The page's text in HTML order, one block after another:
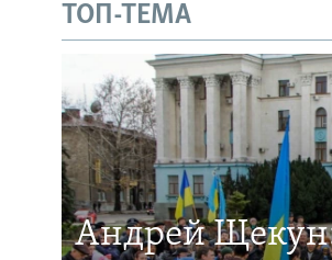
ТОП-ТЕМА
Андрей